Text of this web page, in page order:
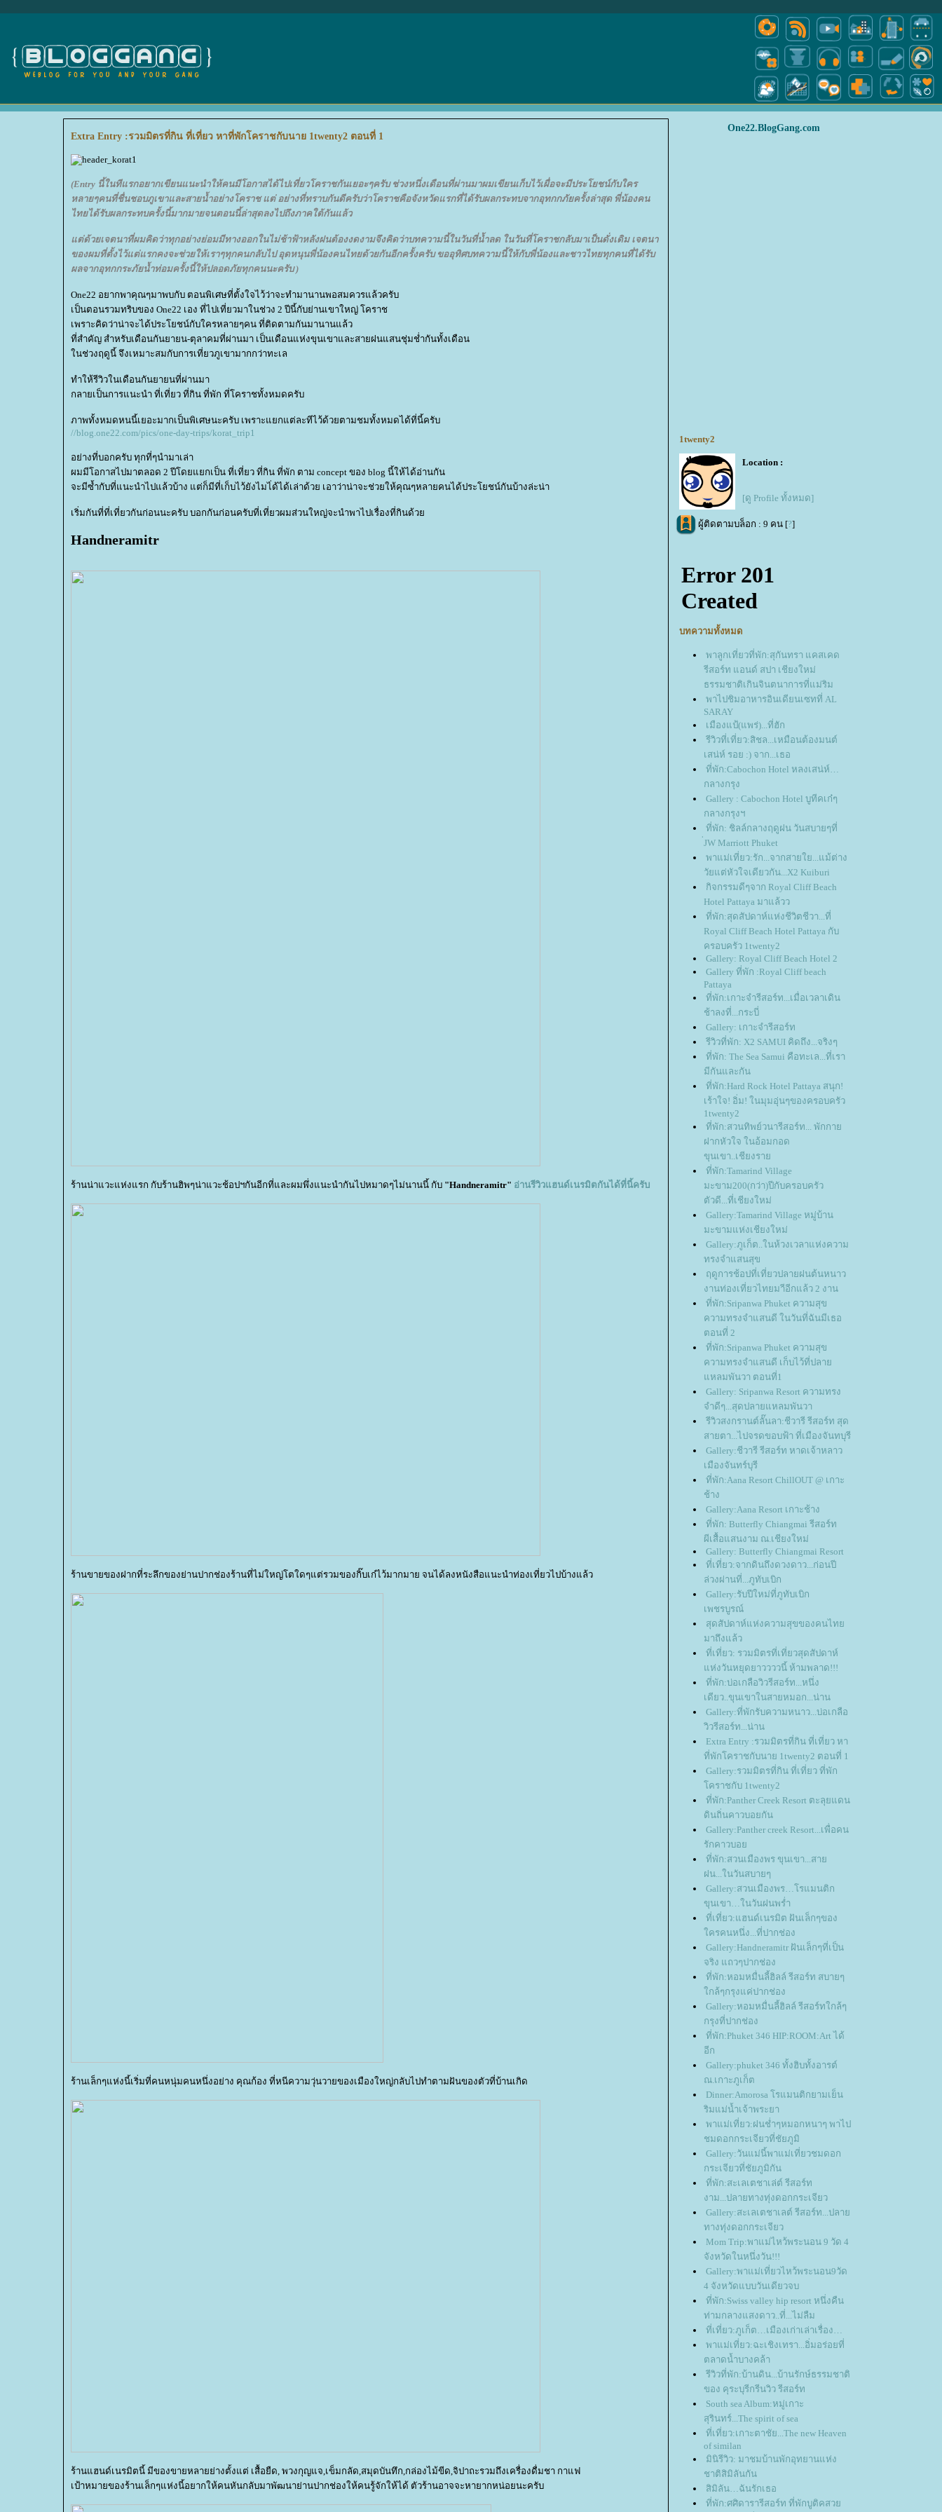
Extra Entry :รวมมิตรที่กิน ที่เที่ยว หาที่พักโคราชกับนาย 1twenty2 ตอนที่ 1
(Entry นี้ในทีแรกอยากเขียนแนะนำให้คนมีโอกาสได้ไปเที่ยวโคราชกันเยอะๆครับ ช่วงหนึ่งเดือนที่ผ่านมาผมเขียนเก็บไว้เผื่อจะมีประโยชน์กับใคร
หลายๆคนที่ชื่นชอบภูเขาและสายน้ำอย่างโคราช แต่ อย่างที่ทราบกันดีครับว่าโคราชคือจังหวัดแรกที่ได้รับผลกระทบจากอุทกกภัยครั้งล่าสุด พี่น้องคน
ไทยได้รับผลกระทบครั้งนี้มากมายจนตอนนี้ล่าสุดลงไปถึงภาคใต้กันแล้ว
ต่ด้วยเจตนาที่ผมคิดว่าทุกอย่างย่อมมีทางออกในไม่ช้าฟ้าหลังฝนต้องงดงามจึงคิดว่าบทความนี้ในวันที่น้ำลด ในวันที่โคราชกลับมาเป็นดั่งเดิม เจตนา
ของผมที่ตั้งไว้แต่แรกคงจะช่วยให้เราๆทุกคนกลับไป อุดหนุนพี่น้องคนไทยด้วยกันอีกครั้งครับ ขออุทิศบทความนี้ให้กับพี่น้องและชาวไทยทุกคนที่ได้รับ
ผลจากอุทกกระภัยน้ำท่อมครั้งนี้ให้ปลอดภัยทุกคนนะครับ )
One22 อยากพาคุณๆมาพบกับ ตอนพิเศษที่ตั้งใจไว้ว่าจะทำมานานพอสมควรแล้วครับ
เป็นตอนรวมทริบของ One22 เอง ที่ไปเที่ยวมาในช่วง 2 ปีนี้กับย่านเขาใหญ่ โคราช
เพราะคิดว่าน่าจะได้ประโยชน์กับใครหลายๆคน ที่ติดตามกันมานานแล้ว
ที่สำคัญ สำหรับเดือนกันยายน-ตุลาคมที่ผ่านมา เป็นเดือนแห่งขุนเขาและสายฝนแสนชุ่มช่ำกันทั้งเดือน
นช่วงฤดูนี้ จึงเหมาะสมกับการเที่ยวภูเขามากกว่าทะเล
ทำให้รีวิวในเดือนกันยายนที่ผ่านมา
กลายเป็นการแนะนำ ที่เที่ยว ที่กิน ที่พัก ที่โคราชทั้งหมดครับ
ภาพทั้งหมดหนนี้เยอะมากเป็นพิเศษนะครับ เพราะแยกแต่ละทีไว้ด้วยตามชมทั้งหมดได้ที่นี้ครับ
//blog.one22.com/pics/one-day-trips/korat_trip1
อย่างที่บอกครับ ทุกที่ๆนำมาเล่า
ผมมีโอกาสไปมาตลอด 2 ปีโดยแยกเป็น ที่เที่ยว ที่กิน ที่พัก ตาม concept ของ blog นี้ให้ได้อ่านกัน
จะมีซ้ำกับที่แนะนำไปแล้วบ้าง แต่ก็มีที่เก็บไว้ยังไมไ่ด้ได้เล่าด้วย เอาว่าน่าจะช่วยให้คุณๆหลายคนได้ประโยชน์กันบ้างล่ะน่า
เริ่มกันที่ที่เที่ยวกันก่อนนะครับ บอกกันก่อนครับที่เที่ยวผมส่วนใหญ่จะนำพาไปเรื่องที่กินด้ว
Handneramitr
ร้านน่าแวะแห่งแรก กับร้านฮิพๆน่าแวะช้อปฯกันอีกที่และผมพึ่งแนะนำกันไปหมาดๆไม่นานนี้ กับ "Handneramitr" อ่านรีวิวแฮนด์เนรมิตกันได้ที่นี้ครับ
ร้านขายของฝากที่ระลึกของย่านปากช่องร้านที่ไม่ใหญ่โตใดๆแต่รวมของกิ๊บเก๋ไว้มากมาย จนได้ลงหนังสือแนะนำท่องเที่ยวไปบ้างแล้ว
ร้านเล็กๆแห่งนี้เริ่มที่คนหนุ่มคนหนึ่งอย่าง คุณก้อง ที่หนีความวุ่นวายของเมืองใหญ่กลับไปทำตามฝันของตัวที่บ้านเกิด
ร้านแฮนด์เนรมิตนี้ มีของขายหลายย่างตั้งแต่ เสื้อยืด, พวงกุญแจ,เข็มกลัด,สมุดบันทึก,กล่องไม้ขีด,จิปาถะรวมถึงเครื่องดื่มชา กาแฟ
เป้าหมายของร้านเล็กๆแห่งนี้อยากให้คนหันกลับมาพัฒนาย่านปากช่องให้คนรู้จักให้ได้ ตัวร้านอาจจะหายากหน่อยนะครับ
One22.BlogGang.com
1twenty2
Location :
[ดู Profile ทั้งหมด]
ผู้ติดตามบล็อก : 9 คน [?]
บทความทั้งหมด
พาลูกเที่ยวที่พัก:สุกันทรา แคสเคด
รีสอร์ท แอนด์ สปา เชียงใหม่
ธรรมชาติเกินจินตนาการที่แม่ริม
พาไปชิมอาหารอินเดียนเซทที่ AL
SARAY
เมืองแป้(แพร่)...ที่ฮัก
รีวิวที่เที่ยว:สิชล...เหมือนต้องมนต์
เสน่ห์ รอย :) จาก...เธอ
ที่พัก:Cabochon Hotel หลงเสน่ห์
กลางกรุง
Gallery : Cabochon Hotel บูทีคเก๋ๆ
กลางกรุงฯ
ที่พัก: ชิลล์กลางฤดูฝน วันสบายๆที่
่JW Marriott Phuket
พาแม่เที่ยว:รัก...จากสายใย...แม้ต่าง
วัยแต่หัวใจเดียวกัน...X2 Kuiburi
กิจกรรมดีๆจาก Royal Cliff Beach
Hotel Pattaya มาแล้วว
ที่พัก:สุดสัปดาห์แห่งชีวิตชีวา...ที่
Royal Cliff Beach Hotel Pattaya กับ
ครอบครัว 1twenty2
Gallery: Royal Cliff Beach Hotel 2
Gallery ที่พัก :Royal Cliff beach
Pattaya
ที่พัก:เกาะจำรีสอร์ท...เมื่อเวลาเดิน
ช้าลงที่...กระบี่
Gallery: เกาะจำรีสอร์ท
รีวิวที่พัก: X2 SAMUI คิดถึง...จริงๆ
ที่พัก: The Sea Samui คือทะเล...ที่เรา
มีกันและกัน
ที่พัก:Hard Rock Hotel Pattaya สนุก!
เร้าใจ! อิ่ม! ในมุมอุ่นๆของครอบครัว
1twenty2
ที่พัก:สวนทิพย์วนารีสอร์ท... พักกา
ฝากหัวใจ ในอ้อมกอด
ขุนเขา..เชียงรา
ที่พัก:Tamarind Village
มะขาม200(กว่า)ปีกับครอบครัว
ตัวดี...ที่เชียงใหม่
Gallery:Tamarind Village หมู่บ้าน
มะขามแห่งเชียงใหม่
Gallery:ภูเก็ต..ในห้วงเวลาแห่งความ
ทรงจำแสนสุข
ฤดูการช้อปที่เที่ยวปลายฝนต้นหนาว
งานท่องเที่ยวไทยมาีอีกแล้ว 2 งาน
ที่พัก:Sripanwa Phuket ความสุข
ความทรงจำแสนดี ในวันที่ฉันมีเธอ
ตอนที่ 2
ที่พัก:Sripanwa Phuket ความสุข
ความทรงจำแสนดี เก็บไว้ที่ปลา
หลมพันวา ตอนที่1
Gallery: Sripanwa Resort ความทรง
จำดีๆ...สุดปลายแหลมพันวา
รีวิวสงกรานต์ลั๊นลา:ชีวารี รีสอร์ท สุด
สายตา...ไปจรดขอบฟ้า ที่เมืองจันทบุรี
Gallery:ชีวารี รีสอร์ท หาดเจ้าหลาว
เมืองจันทร์บุรี
ที่พัก:Aana Resort ChillOUT @ เกาะ
ช้าง
Gallery:Aana Resort เกาะช้าง
ที่พัก: Butterfly Chiangmai รีสอร์ท
ผีเสื้อแสนงาม ณ.เชียงใหม่
Gallery: Butterfly Chiangmai Resort
ที่เที่ยว:จากดินถึงดวงดาว...ก่อนปี
ล่วงผ่านที่...ภูทับเบิก
Gallery:รับปีใหม่ที่ภูทับเบิก
เพชรบูรณ์
สุดสัปดาห์แห่งความสุขของคนไท
มาถึงแล้ว
ที่เที่ยว: รวมมิตรที่เที่ยวสุดสัปดาห์
ห่งวันหยุดยาววววนี้ ห้ามพลาด!!!
ที่พัก:บ่อเกลือวิวรีสอร์ท...หนึ่ง
เดียว..ขุนเขาในสายหมอก...น่าน
Gallery:ที่พักรับความหนาว...บ่อเกลือ
วิวรีสอร์ท...น่าน
Extra Entry :รวมมิตรที่กิน ที่เที่ยว หา
ที่พักโคราชกับนาย 1twenty2 ตอนที่ 1
Gallery:รวมมิตรที่กิน ที่เที่ยว ที่พัก
คราชกับ 1twenty2
ที่พัก:Panther Creek Resort ตะลุยแดน
ดินถิ่นคาวบอยกัน
Gallery:Panther creek Resort...เพื่อคน
รักคาวบอ
ที่พัก:สวนเมืองพร ขุนเขา...สา
ฝน...ในวันสบายๆ
Gallery:สวนเมืองพร…โรแมนติก
ขุนเขา…ในวันฝนพร่ำ
ที่เที่ยว:แฮนด์เนรมิต ฝันเล็กๆของ
ครคนหนึ่ง...ที่ปากช่อง
Gallery:Handneramitr ฝันเล็กๆที่เป็น
จริง แถวๆปากช่อง
ที่พัก:หอมหมื่นลี้ฮิลล์ รีสอร์ท สบายๆ
กล้ๆกรุงแค่ปากช่อง
Gallery:หอมหมื่นลี้ฮิลล์ รีสอร์ทใกล้ๆ
กรุงที่ปากช่อง
ที่พัก:Phuket 346 HIP:ROOM:Art ได้
อีก
Gallery:phuket 346 ทั้งฮิบทั้งอารต์
ณ.เกาะภูเก็ต
Dinner:Amorosa โรแมนติกยามเย็น
ริมแม่น้ำเจ้าพระยา
พาแม่เที่ยว:ฝนช่ำๆหมอกหนาๆ พาไป
ชมดอกกระเจียวที่ชัยภูมิ
Gallery:วันแม่นี้พาแม่เที่ยวชมดอก
กระเจียวที่ชัยภูมิกัน
ที่พัก:สะเลเตชาเล่ต์ รีสอร์ท
งาม...ปลายทางทุ่งดอกกระเจียว
Gallery:สะเลเตชาเลต์ รีสอร์ท...ปลา
ทางทุ่งดอกกระเจียว
Mom Trip:พาแม่ไหว้พระนอน 9 วัด 4
จังหวัดในหนึ่งวัน!!!
Gallery:พาแม่เที่ยวไหว้พระนอน9วัด
4 จังหวัดแบบวันเดียวจบ
ที่พัก:Swiss valley hip resort หนึ่งคืน
ท่ามกลางแสงดาว..ที่...ไม่ลืม
ที่เที่ยว:ภูเก็ต…เมืองเก่าเล่าเรื่อง
พาแม่เที่ยว:ฉะเชิงเทรา...อิ่มอร่อยที่
ตลาดน้ำบางคล้า
รีวิวที่พัก:บ้านดิน...บ้านรักษ์ธรรมชาติ
ของ คุระบุรีกรีนวิว รีสอร์ท
South sea Album:หมู่เกาะ
สุรินทร์...The spirit of sea
ที่เที่ยว:เกาะตาชัย...The new Heaven
of similan
มินิรีวิว: มาชมบ้านพักอุทยานแห่ง
ชาติสิมิลันกัน
สิมิลัน…ฉันรักเธอ
ที่พัก:ศศิดารารีสอร์ท ที่พักบูติคสว